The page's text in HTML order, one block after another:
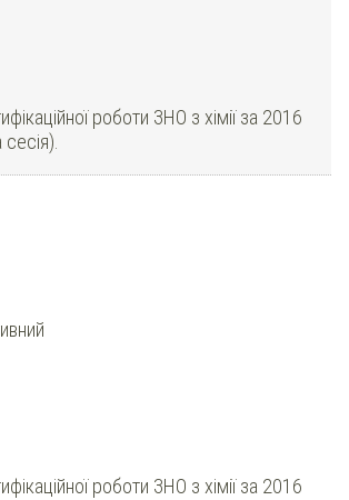
роботи ЗНО з хімії за 2016
роботи ЗНО з хімії за 2016